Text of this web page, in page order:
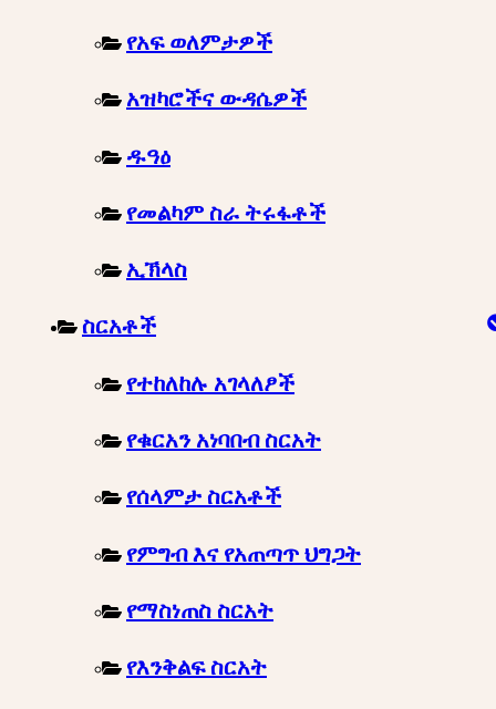
የአፍ ወለምታዎች
አዝካሮችና ውዳሴዎች
ዱዓዕ
የመልካም ስራ ትሩፋቶች
ኢኽላስ
ስርአቶች
የተከለከሉ አገላለፆች
የቁርአን አነባበብ ስርአት
የሰላምታ ስርአቶች
የምግብ እና የአጠጣጥ ህግጋት
የማስነጠስ ስርአት
የእንቅልፍ ስርአት